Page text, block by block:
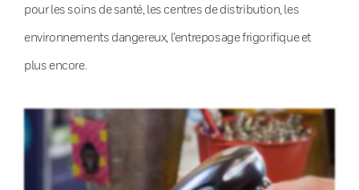
pour les soins de santé, les centres de distribution, les
environnements dangereux, l’entreposage frigorifique et
plus encore.